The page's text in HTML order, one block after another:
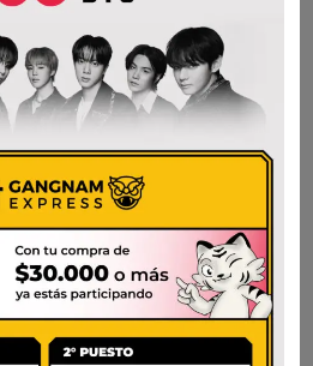
KC – ALGAS
TOSTADAS JERE